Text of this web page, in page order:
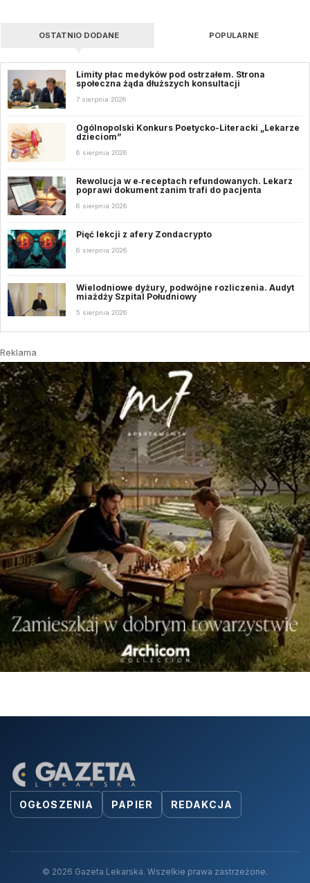
OSTATNIO DODANE POPULARNE
Limity płac medyków pod ostrzałem. Strona
społeczna żąda dłuższych konsultacji
7 sierpnia 2026
Ogólnopolski Konkurs Poetycko-Literacki „Lekarze
dzieciom”
6 sierpnia 2026
Rewolucja w e‑receptach refundowanych. Lekarz
poprawi dokument zanim trafi do pacjenta
6 sierpnia 2026
Pięć lekcji z afery Zondacrypto
6 sierpnia 2026
Wielodniowe dyżury, podwójne rozliczenia. Audyt
miażdży Szpital Południowy
5 sierpnia 2026
Reklama
OGŁOSZENIA PAPIER REDAKCJA
© 2026 Gazeta Lekarska. Wszelkie prawa zastrzeżone.